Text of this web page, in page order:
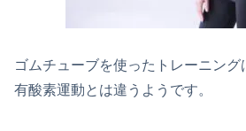
ゴムチューブを使ったトレーニン
有酸素運動とは違うようです。